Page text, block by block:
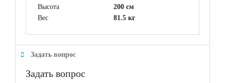
Высота
200 см
Вес
81.5 кг
Задать вопрос
Задать вопрос